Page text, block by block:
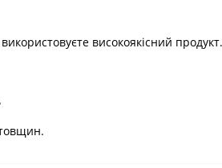
високоякісний продукт.
товщин.